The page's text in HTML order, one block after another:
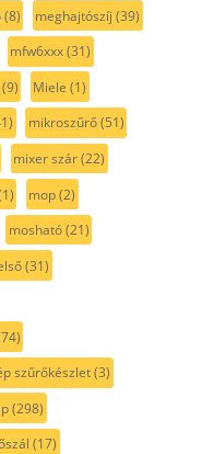
(8) meghajtószíj (39)
mfw6xxx(31)
Miele (1)
mikroszűrő(51)
mixer szár(22)
mop(2)
mosható(21)
(31)
szűrőkészlet(3)
(298)
(17)